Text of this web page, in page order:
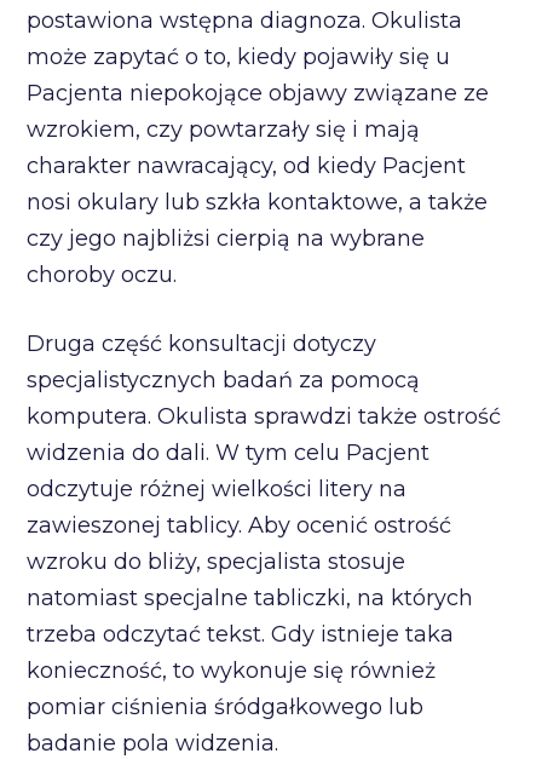
postawiona wstępna diagnoza. Okulista
może zapytać o to, kiedy pojawiły się u
Pacjenta niepokojące objawy związane ze
wzrokiem, czy powtarzały się i mają
charakter nawracający, od kiedy Pacjent
nosi okulary lub szkła kontaktowe, a także
czy jego najbliżsi cierpią na wybrane
choroby oczu.
Druga część konsultacji dotyczy
specjalistycznych badań za pomocą
komputera. Okulista sprawdzi także ostrość
widzenia do dali. W tym celu Pacjent
odczytuje różnej wielkości litery na
zawieszonej tablicy. Aby ocenić ostrość
wzroku do bliży, specjalista stosuje
natomiast specjalne tabliczki, na których
trzeba odczytać tekst. Gdy istnieje taka
konieczność, to wykonuje się również
pomiar ciśnienia śródgałkowego lub
badanie pola widzenia.